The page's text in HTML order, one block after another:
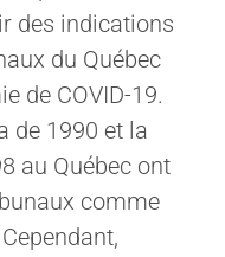
des indications
du Québec
de COVID-19.
de 1990 et la
au Québec ont
comme